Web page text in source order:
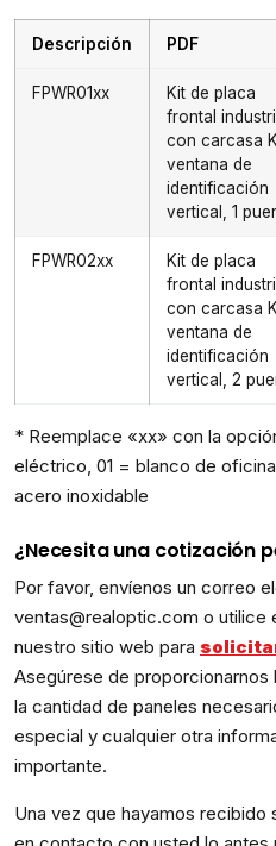
Descripción PDF
FPWR01xx
Kit de placa
frontal
con carcasa
ventana de
identificación
vertical, 1
FPWR02xx
Kit de placa
frontal
con carcasa
ventana de
identificación
vertical, 2
* Reemplace «xx» con la
eléctrico, 01 = blanco de
acero inoxidable
¿Necesita una cotización
Por favor, envíenos un correo
ventas@realoptic.com o utilice
nuestro sitio web para
Asegúrese de
la cantidad de paneles
especial y cualquier otra
importante.
Una vez que hayamos